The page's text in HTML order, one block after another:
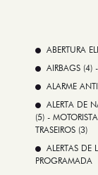
ABERTURA
AIRBAGS (4)
ALARME
ALERTA DE
(5) -
TRASEIROS (3)
ALERTAS DE
PROGRAMADA